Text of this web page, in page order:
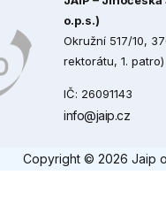
o.p.s.)
Okružní 517/10,
rektorátu, 1. patro)
IČ: 26091143
info@jaip.cz
Copyright © 2026 Jaip